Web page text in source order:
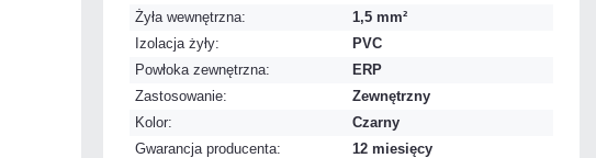
Żyła wewnętrzna:
1,5 mm²
Izolacja żyły:
PVC
Powłoka zewnętrzna:
ERP
Zastosowanie:
Zewnętrzny
Kolor:
Czarny
Gwarancja producenta:
12 miesięcy